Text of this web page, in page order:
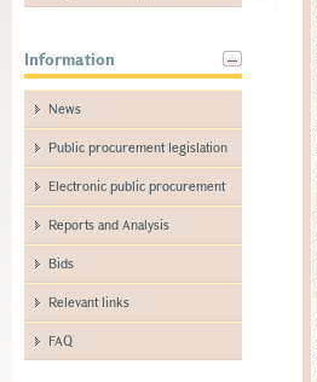
Information
News
Public procurement legislation
Electronic public procurement
Reports and Analysis
Bids
Relevant links
FAQ